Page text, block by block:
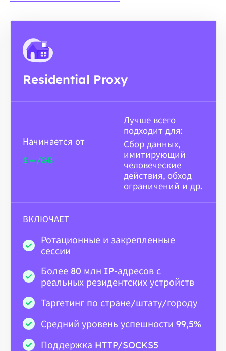
Residential Proxy
Начинается от
$- /GB
Лучше всего
подходит для:
Сбор данных,
имитирующий
человеческие
действия, обход
ограничений и др.
ВКЛЮЧАЕТ
Ротационные и закрепленные
сессии
Более 80 млн IP-адресов с
реальных резидентских устройств
Таргетинг по стране/штату/городу
Средний уровень успешности 99,5%
Поддержка HTTP/SOCKS5